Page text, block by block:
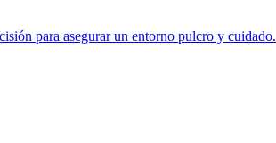
para asegurar un entorno pulcro y cuidado.